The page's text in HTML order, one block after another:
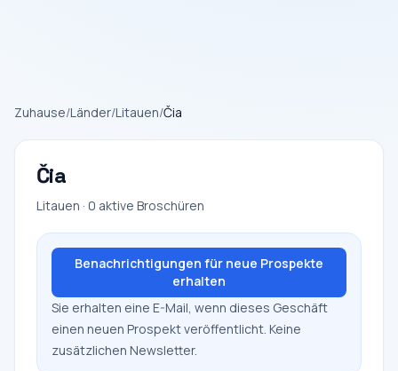
Zuhause/Länder/Litauen/Čia
Čia
Litauen · 0 aktive Broschüren
Benachrichtigungen für neue Prospekte
erhalten
Sie erhalten eine E-Mail, wenn dieses Geschäft
einen neuen Prospekt veröffentlicht. Keine
zusätzlichen Newsletter.